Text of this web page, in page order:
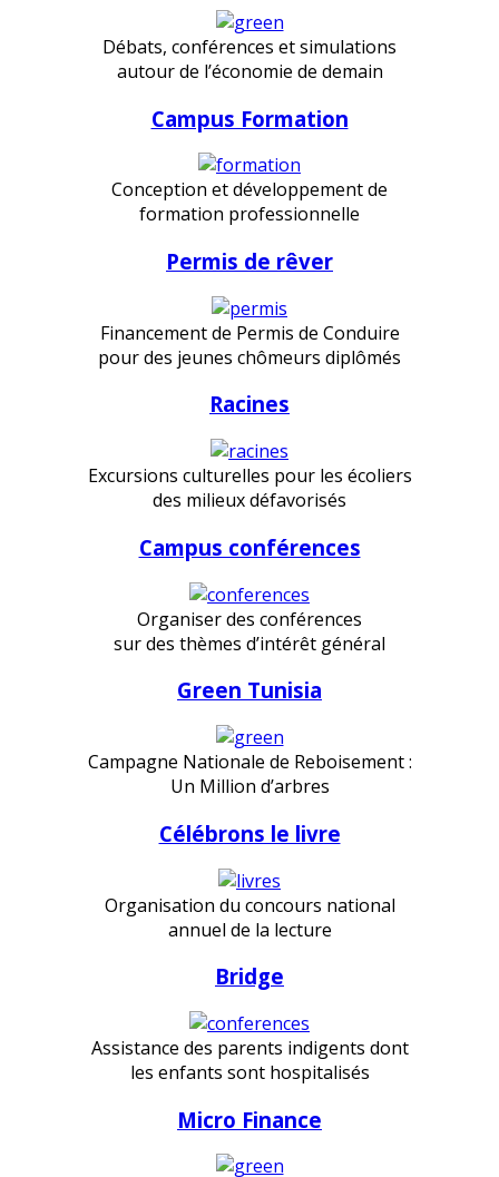
Débats, conférences et simulations
autour de l’économie de demain
Campus Formation
Conception et développement de
formation professionnelle
Permis de rêver
Financement de Permis de Conduire
pour des jeunes chômeurs diplômés
Racines
Excursions culturelles pour les écoliers
des milieux défavorisés
Campus conférences
Organiser des conférences
sur des thèmes d’intérêt général
Green Tunisia
Campagne Nationale de Reboisement :
Un Million d’arbres
Célébrons le livre
Organisation du concours national
annuel de la lecture
Bridge
Assistance des parents indigents dont
les enfants sont hospitalisés
Micro Finance